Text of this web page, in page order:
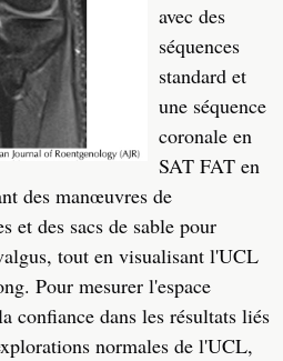
avec des
séquences
standard et
une séquence
coronale en
SAT FAT en
des manœuvres de
et des sacs de sable pour
tout en visualisant l'UCL
Pour mesurer l'espace
confiance dans les résultats liés
normales de l'UCL,